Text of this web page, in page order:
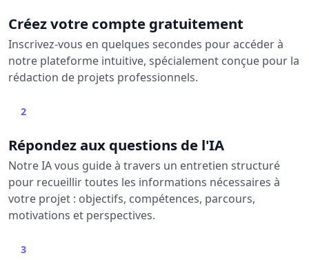
Créez votre compte gratuitement
Inscrivez-vous en quelques secondes pour accéder à
notre plateforme intuitive, spécialement conçue pour la
rédaction de projets professionnels.
2
Répondez aux questions de l'IA
Notre IA vous guide à travers un entretien structuré
pour recueillir toutes les informations nécessaires à
votre projet : objectifs, compétences, parcours,
motivations et perspectives.
3